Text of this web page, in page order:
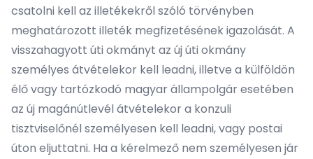
csatolni kell az illetékekről szóló törvényben
meghatározott illeték megfizetésének igazolását. A
visszahagyott úti okmányt az új úti okmány
személyes átvételekor kell leadni, illetve a külföldön
élő vagy tartózkodó magyar állampolgár esetében
az új magánútlevél átvételekor a konzuli
tisztviselőnél személyesen kell leadni, vagy postai
úton eljuttatni. Ha a kérelmező nem személyesen jár